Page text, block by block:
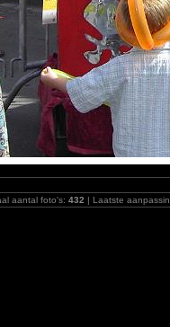
aantal foto's: 432 | Laatste